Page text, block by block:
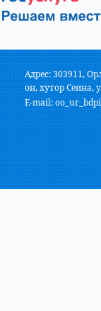
Адрес: 303911,
он, хутор Сеина,
E-mail: